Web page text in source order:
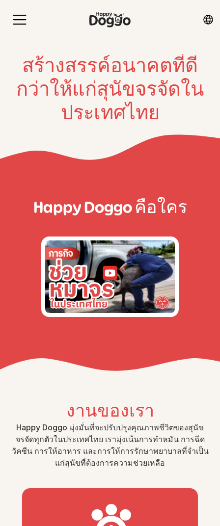
สร้างสรรค์อนาคตที่ดี
กว่าให้แก่สุนัขจรจัดใน
ประเทศไทย
Happy Doggo คือใคร
งานของเรา
Happy Doggo มุ่งมั่นที่จะปรับปรุงคุณภาพชีวิตของสุนัข
จรจัดทุกตัวในประเทศไทย เรามุ่งเน้นการทำหมัน การฉีด
วัคซีน การให้อาหาร และการให้การรักษาพยาบาลที่จำเป็น
แก่สุนัขที่ต้องการความช่วยเหลือ